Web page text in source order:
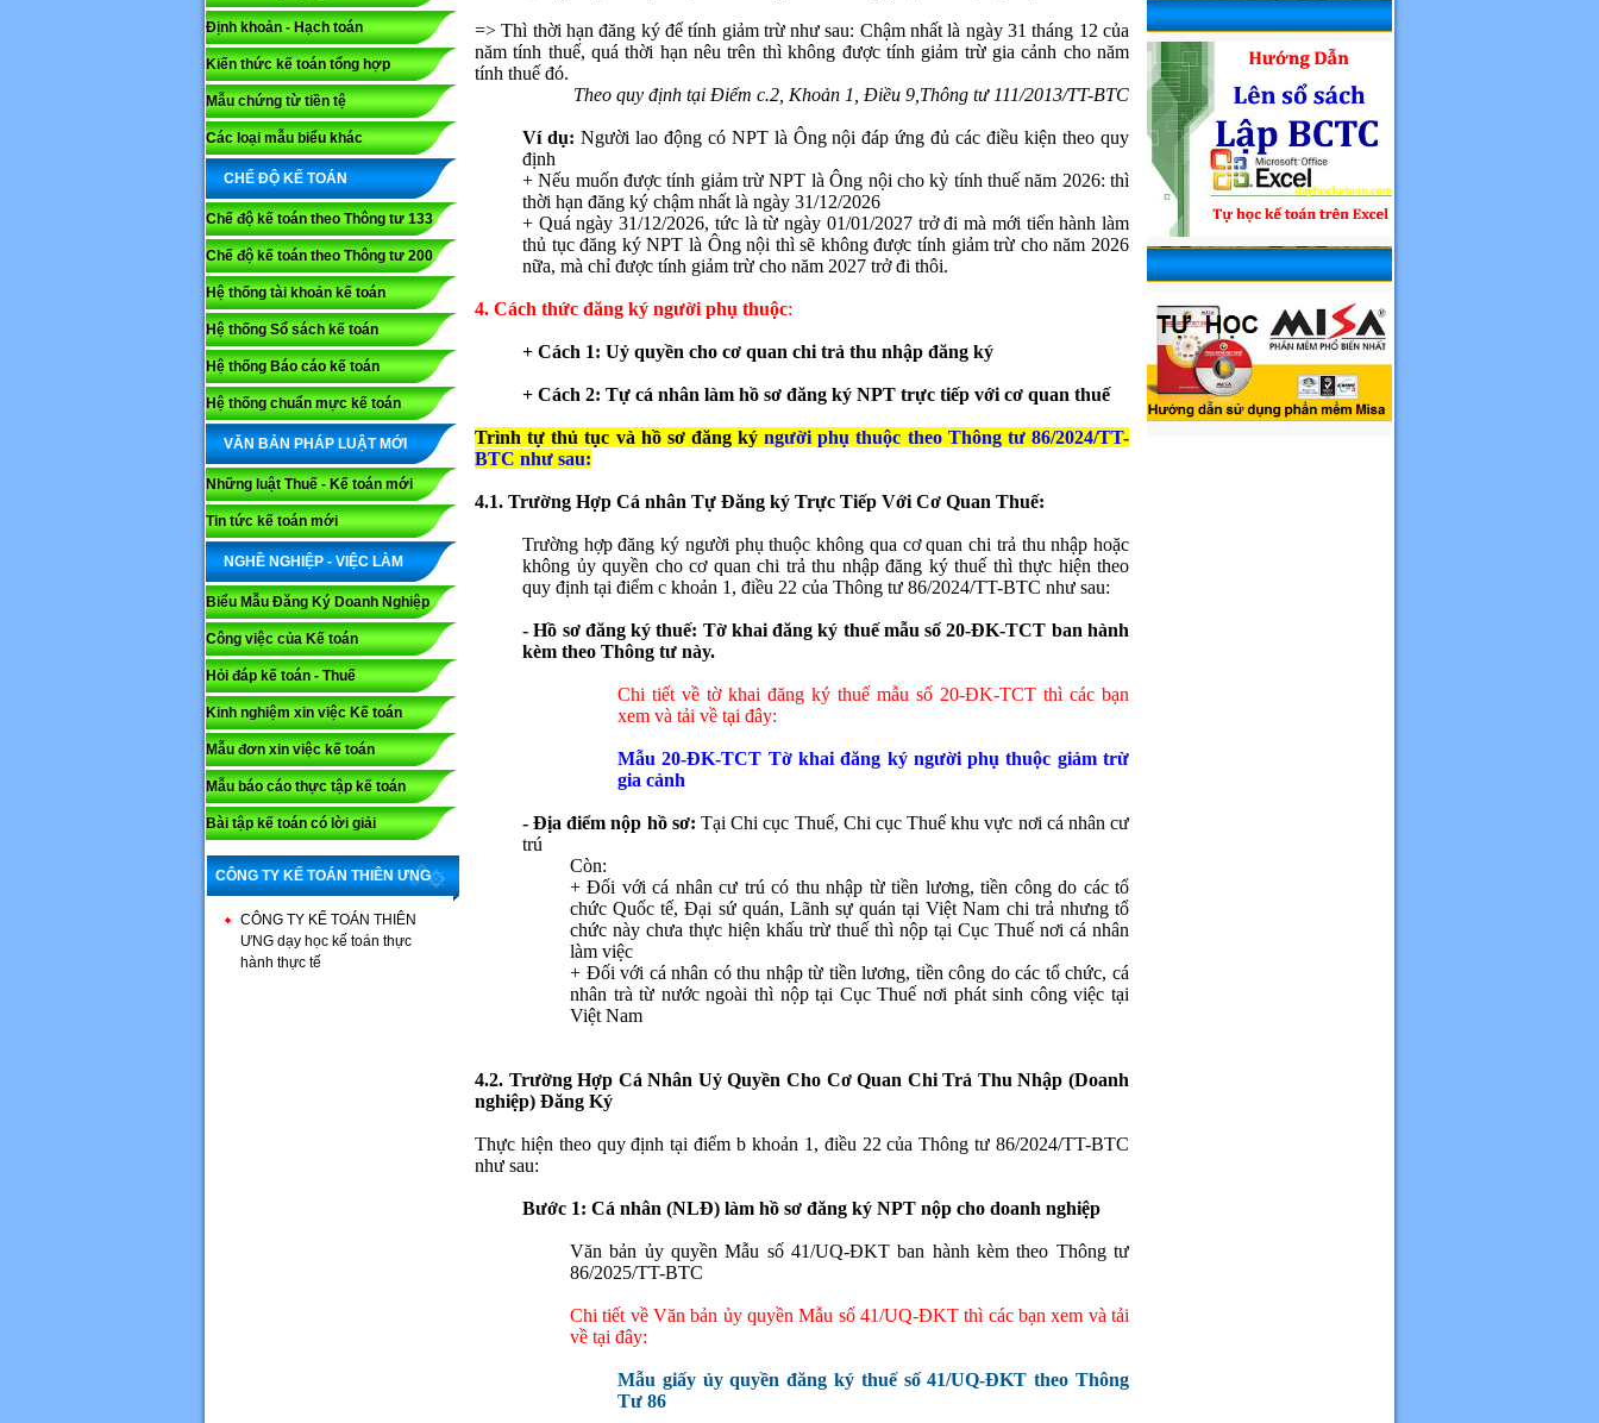
Định khoản - Hạch toán
Kiến thức kế toán tổng hợp
Mẫu chứng từ tiền tệ
Các loại mẫu biểu khác
CHẾ ĐỘ KẾ TOÁN
Chế độ kế toán theo Thông tư 133
Chế độ kế toán theo Thông tư 200
Hệ thống tài khoản kế toán
Hệ thống Sổ sách kế toán
Hệ thống Báo cáo kế toán
Hệ thống chuẩn mực kế toán
VĂN BẢN PHÁP LUẬT MỚI
Những luật Thuế - Kế toán mới
Tin tức kế toán mới
NGHỀ NGHIỆP - VIỆC LÀM
Biểu Mẫu Đăng Ký Doanh Nghiệp
Công việc của Kế toán
Hỏi đáp kế toán - Thuế
Kinh nghiệm xin việc Kế toán
Mẫu đơn xin việc kế toán
Mẫu báo cáo thực tập kế toán
Bài tập kế toán có lời giải
CÔNG TY KẾ TOÁN THIÊN ƯNG
CÔNG TY KẾ TOÁN THIÊN
ƯNG dạy học kế toán thực
hành thực tế
=> Thì thời hạn đăng ký để tính giảm trừ như sau: Chậm nhất là ngày 31 tháng 12 của
năm tính thuế, quá thời hạn nêu trên thì không được tính giảm trừ gia cảnh cho năm
tính thuế đó.
Theo quy định tại Điểm c.2, Khoản 1, Điều 9,Thông tư 111/2013/TT-BTC
Ví dụ: Người lao động có NPT là Ông nội đáp ứng đủ các điều kiện theo quy
định
+ Nếu muốn được tính giảm trừ NPT là Ông nội cho kỳ tính thuế năm 2026: thì
thời hạn đăng ký chậm nhất là ngày 31/12/2026
+ Quá ngày 31/12/2026, tức là từ ngày 01/01/2027 trở đi mà mới tiến hành làm
thủ tục đăng ký NPT là Ông nội thì sẽ không được tính giảm trừ cho năm 2026
nữa, mà chỉ được tính giảm trừ cho năm 2027 trở đi thôi.
4. Cách thức đăng ký người phụ thuộc:
+ Cách 1: Uỷ quyền cho cơ quan chi trả thu nhập đăng ký
+ Cách 2: Tự cá nhân làm hồ sơ đăng ký NPT trực tiếp với cơ quan thuế
Trình tự thủ tục và hồ sơ đăng kýngười phụ thuộc theo Thông tư 86/2024/TT-
BTC như sau:
4.1. Trường Hợp Cá nhân Tự Đăng ký Trực Tiếp Với Cơ Quan Thuế:
Trường hợp đăng ký người phụ thuộc không qua cơ quan chi trả thu nhập hoặc
không ủy quyền cho cơ quan chi trả thu nhập đăng ký thuế thì thực hiện theo
quy định tại điểm c khoản 1, điều 22 của Thông tư 86/2024/TT-BTC như sau:
- Hồ sơ đăng ký thuế: Tờ khai đăng ký thuế mẫu số 20-ĐK-TCT ban hành
kèm theo Thông tư này.
Chi tiết về tờ khai đăng ký thuế mẫu số 20-ĐK-TCT thì các bạn
xem và tải về tại đây:
Mẫu 20-ĐK-TCT Tờ khai đăng ký người phụ thuộc giảm trừ
gia cảnh
- Địa điểm nộp hồ sơ: Tại Chi cục Thuế, Chi cục Thuế khu vực nơi cá nhân cư
trú
Còn:
+ Đối với cá nhân cư trú có thu nhập từ tiền lương, tiền công do các tổ
chức Quốc tế, Đại sứ quán, Lãnh sự quán tại Việt Nam chi trả nhưng tổ
chức này chưa thực hiện khấu trừ thuế thì nộp tại Cục Thuế nơi cá nhân
làm việc
+ Đối với cá nhân có thu nhập từ tiền lương, tiền công do các tổ chức, cá
nhân trà từ nước ngoài thì nộp tại Cục Thuế nơi phát sinh công việc tại
Việt Nam
4.2. Trường Hợp Cá Nhân Uỷ Quyền Cho Cơ Quan Chi Trả Thu Nhập (Doanh
nghiệp) Đăng Ký
Thực hiện theo quy định tại điểm b khoản 1, điều 22 của Thông tư 86/2024/TT-BTC
như sau:
Bước 1: Cá nhân (NLĐ) làm hồ sơ đăng ký NPT nộp cho doanh nghiệp
Văn bản ủy quyền Mẫu số 41/UQ-ĐKT ban hành kèm theo Thông tư
86/2025/TT-BTC
Chi tiết về Văn bản ủy quyền Mẫu số 41/UQ-ĐKT thì các bạn xem và tải
về tại đây:
Mẫu giấy ủy quyền đăng ký thuế số 41/UQ-ĐKT theo Thông
Tư 86